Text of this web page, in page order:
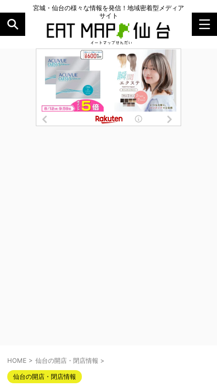
宮城・仙台の様々な情報を発信！地域密着型メディア
サイト
HOME > 仙台の開店・閉店情報 >
仙台の開店・閉店情報